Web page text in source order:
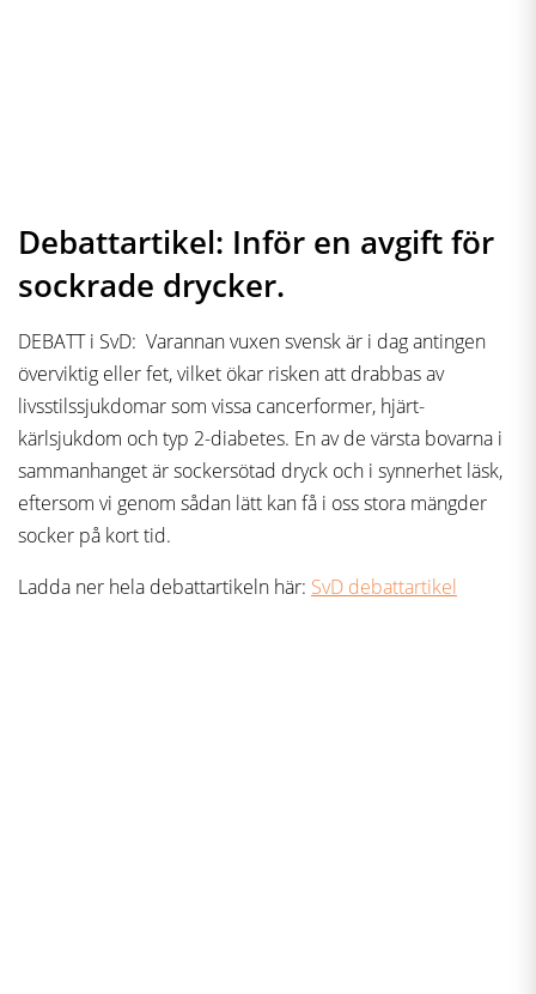
Debattartikel: Inför en avgift för
sockrade drycker.
DEBATT i SvD: Varannan vuxen svensk är i dag antingen
överviktig eller fet, vilket ökar risken att drabbas av
livsstilssjukdomar som vissa cancerformer, hjärt-
kärlsjukdom och typ 2-diabetes. En av de värsta bovarna i
sammanhanget är sockersötad dryck och i synnerhet läsk,
eftersom vi genom sådan lätt kan få i oss stora mängder
socker på kort tid.
Ladda ner hela debattartikeln här: SvD debattartikel